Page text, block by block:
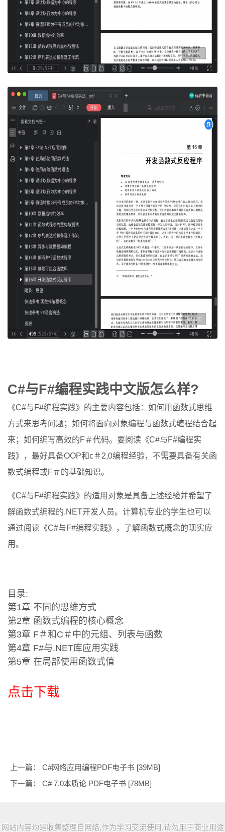
C#与F#编程实践中文版怎么样?
《C#与F#编程实践》的主要内容包括：如何用函数式思维
方式来思考问题；如何将面向对象编程与函数式缠程结合起
来；如何编写高效的F＃代码。要阅读《C#与F#编程实
践》，最好具备OOP和c＃2,0编程经验，不需要具备有关函
数式编程或F＃的基础知识。
《C#与F#编程实践》的适用对象是具备上述经验并希望了
解函数式编程的.NET开发人员。计算机专业的学生也可以
通过阅读《C#与F#编程实践》，了解函数式概念的现实应
用。
目录:
第1章 不同的思维方式
第2章 函数式编程的核心概念
第3章 F＃和C＃中的元组、列表与函数
第4章 F#与.NET库应用实践
第5章 在局部使用函数式值
点击下载
上一篇： C#网络应用编程PDF电子书 [39MB]
下一篇： C# 7.0本质论 PDF电子书 [78MB]
网站内容均是收集整理自网络,作为学习交流使用,请勿用于商业用途